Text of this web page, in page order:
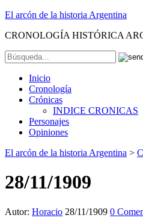
El arcón de la historia Argentina
CRONOLOGÍA HISTÓRICA
Inicio
Cronología
Crónicas
INDICE CRONICAS
Personajes
Opiniones
El arcón de la historia Argentina >
28/11/1909
Autor: Horacio 28/11/1909 0